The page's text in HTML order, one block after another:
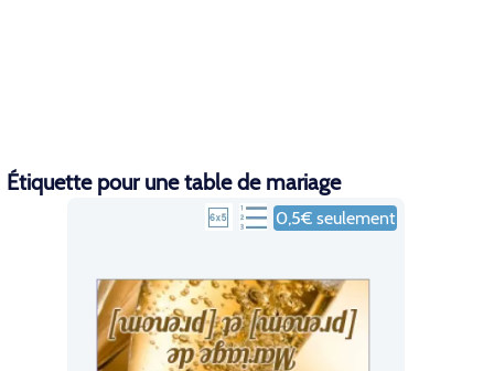
Étiquette pour une table de mariage
0,5€ seulement